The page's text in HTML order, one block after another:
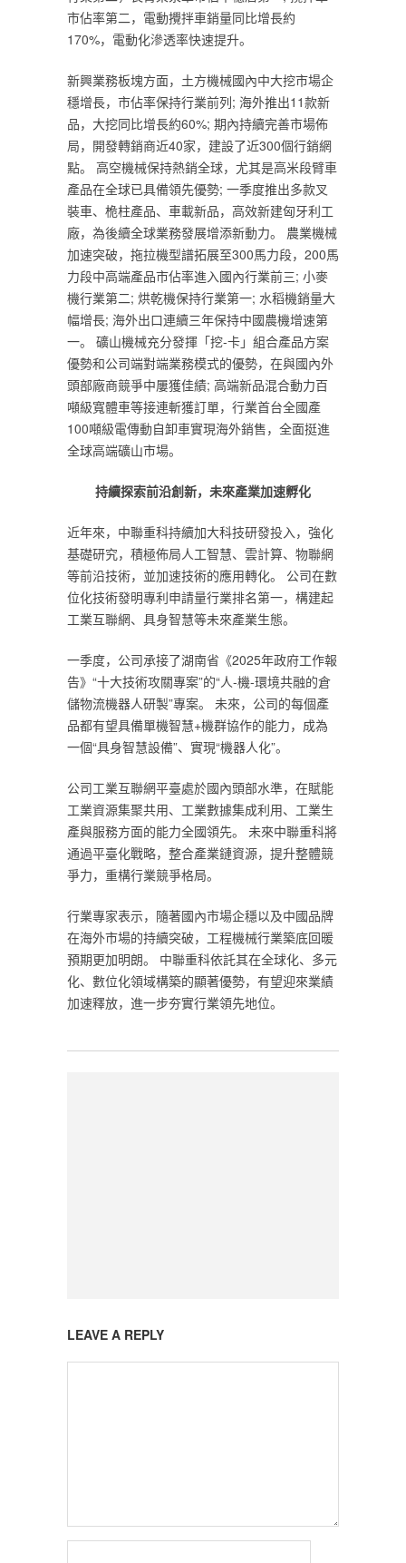
市佔率第二，電動攪拌車銷量同比增長約
170%，電動化滲透率快速提升。
新興業務板塊方面，土方機械國內中大挖市場企
穩增長，市佔率保持行業前列; 海外推出11款新
品，大挖同比增長約60%; 期內持續完善市場佈
局，開發轉銷商近40家，建設了近300個行銷網
點。 高空機械保持熱銷全球，尤其是高米段臂車
產品在全球已具備領先優勢; 一季度推出多款叉
裝車、桅柱產品、車載新品，高效新建匈牙利工
廠，為後續全球業務發展增添新動力。 農業機械
加速突破，拖拉機型譜拓展至300馬力段，200馬
力段中高端產品市佔率進入國內行業前三; 小麥
機行業第二; 烘乾機保持行業第一; 水稻機銷量大
幅增長; 海外出口連續三年保持中國農機增速第
一。 礦山機械充分發揮「挖-卡」組合產品方案
優勢和公司端對端業務模式的優勢，在與國內外
頭部廠商競爭中屢獲佳績; 高端新品混合動力百
噸級寬體車等接連斬獲訂單，行業首台全國產
100噸級電傳動自卸車實現海外銷售，全面挺進
全球高端礦山市場。
持續探索前沿創新，未來產業加速孵化
近年來，中聯重科持續加大科技研發投入，強化
基礎研究，積極佈局人工智慧、雲計算、物聯網
等前沿技術，並加速技術的應用轉化。 公司在數
位化技術發明專利申請量行業排名第一，構建起
工業互聯網、具身智慧等未來產業生態。
一季度，公司承接了湖南省《2025年政府工作報
告》“十大技術攻關專案”的“人-機-環境共融的倉
儲物流機器人研製”專案。 未來，公司的每個產
品都有望具備單機智慧+機群協作的能力，成為
一個“具身智慧設備”、實現“機器人化”。
公司工業互聯網平臺處於國內頭部水準，在賦能
工業資源集聚共用、工業數據集成利用、工業生
產與服務方面的能力全國領先。 未來中聯重科將
通過平臺化戰略，整合產業鏈資源，提升整體競
爭力，重構行業競爭格局。
行業專家表示，隨著國內市場企穩以及中國品牌
在海外市場的持續突破，工程機械行業築底回暖
預期更加明朗。 中聯重科依託其在全球化、多元
化、數位化領域構築的顯著優勢，有望迎來業績
加速釋放，進一步夯實行業領先地位。
LEAVE A REPLY